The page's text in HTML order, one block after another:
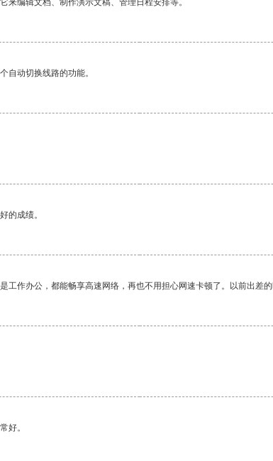
编辑文档、制作演示文稿、管理日程安排等。
自动切换线路的功能。
的成绩。
作办公，都能畅享高速网络，再也不用担心网速卡顿了。以前出差
好。